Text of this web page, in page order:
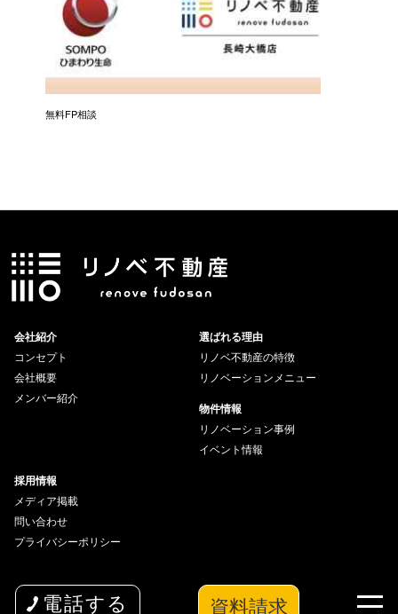
電話する 資料請求
無料FP相談
会社紹介
コンセプト
会社概要
メンバー紹介
選ばれる理由
リノベ不動産の特徴
リノベーションメニュー
物件情報
リノベーション事例
イベント情報
採用情報
メディア掲載
問い合わせ
プライバシーポリシー